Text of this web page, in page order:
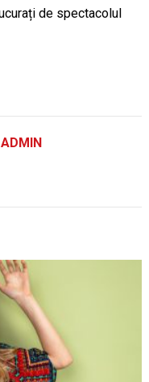
de spectacolul
ADMIN